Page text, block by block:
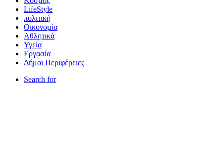
LifeStyle
πολιτική
Οικονομία
Αθλητικά
Υγεία
Εργασία
Δήμοι Περιφέρειες
Search for